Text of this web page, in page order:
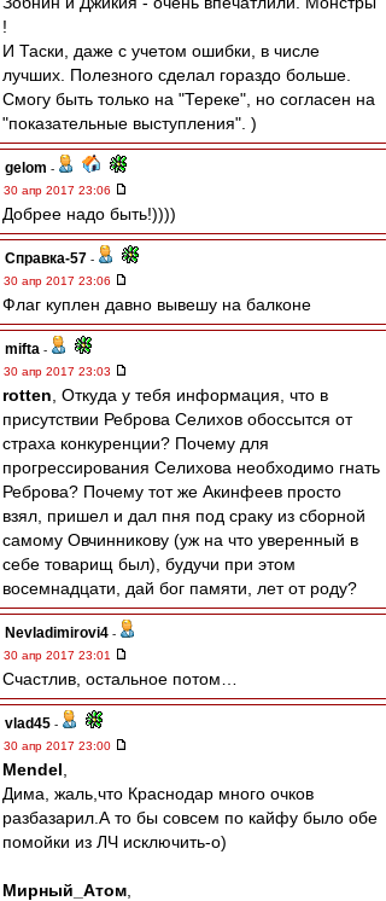
!
И Таски, даже с учетом ошибки, в числе
лучших. Полезного сделал гораздо больше.
Смогу быть только на "Тереке", но согласен на
"показательные выступления". )
gelom -
30 апр 2017 23:06
Добрее надо быть!))))
Справка-57 -
30 апр 2017 23:06
Флаг куплен давно вывешу на балконе
mifta -
30 апр 2017 23:03
rotten , Откуда у тебя информация, что в
присутствии Реброва Селихов обоссытся от
страха конкуренции? Почему для
прогрессирования Селихова необходимо гнать
Реброва? Почему тот же Акинфеев просто
взял, пришел и дал пня под сраку из сборной
самому Овчинникову (уж на что уверенный в
себе товарищ был), будучи при этом
восемнадцати, дай бог памяти, лет от роду?
Nevladimirovi4 -
30 апр 2017 23:01
Счастлив, остальное потом…
vlad45 -
30 апр 2017 23:00
Mendel
Дима, жаль,что Краснодар много очков
разбазарил.А то бы совсем по кайфу было обе
помойки из ЛЧ исключить-о)
Мирный_Атом